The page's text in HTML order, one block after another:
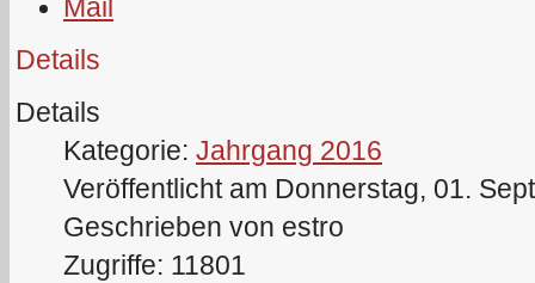
Details
Details
Kategorie: Jahrgang 2016
Veröffentlicht am Donnerstag, 01.
Geschrieben von estro
Zugriffe: 11801